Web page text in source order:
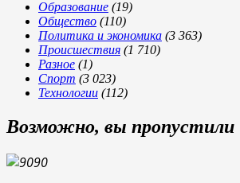
Образование (19)
Общество (110)
Политика и экономика (3 363)
Происшествия (1 710)
Разное (1)
Спорт (3 023)
Технологии (112)
Возможно, вы пропустили